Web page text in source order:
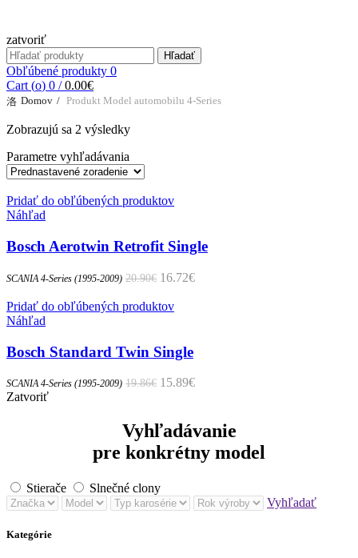
zatvoriť
Search for:
Hľadať
Obľúbené produkty 0
Cart (o) 0 / 0.00€
Domov Produkt Model automobilu 4-Series
Zobrazujú sa 2 výsledky
Parametre vyhľadávania
Pridať do obľúbených produktov
Náhľad
Bosch Aerotwin Retrofit Single
SCANIA 4-Series (1995-2009) 20.90€ Pôvodná cena bola: 20.90€.
16.72€
Pridať do obľúbených produktov
Náhľad
Bosch Standard Twin Single
SCANIA 4-Series (1995-2009) 19.86€ Pôvodná cena bola: 19.86€.
15.89€
Zatvoriť
Vyhľadávanie
pre konkrétny model
Stierače
Slnečné clony
Vyhľadať
Kategórie